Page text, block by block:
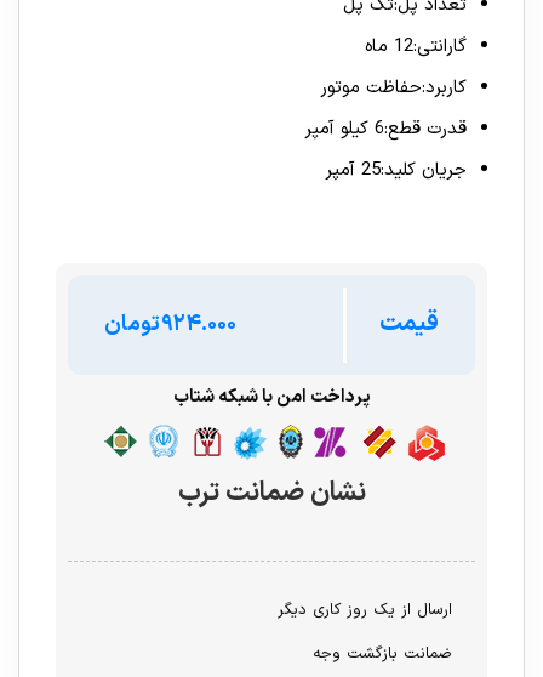
گارانتی:12 ماه
کاربرد:حفاظت موتور
قدرت قطع:6 کیلو آمپر
جریان کلید:25 آمپر
قیمت تومان
پرداخت امن با شبکه شتاب
نشان ضمانت ترب
ارسال از یک روز کاری دیگر
ضمانت بازگشت وجه